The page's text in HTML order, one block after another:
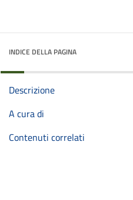
INDICE DELLA PAGINA
Descrizione
A cura di
Contenuti correlati